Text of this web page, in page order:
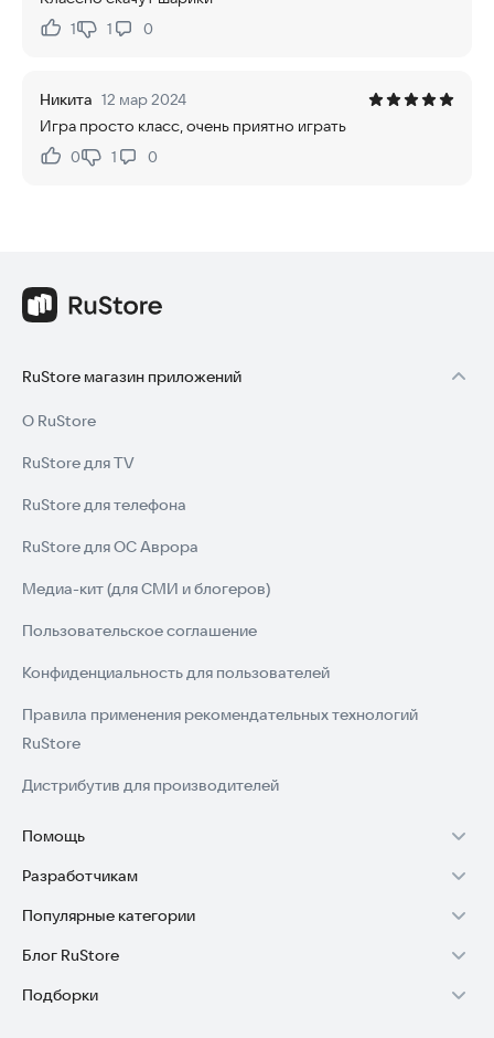
Нравится:
1Не нравится:
1 0
Никита 12 мар 2024
Игра просто класс, очень приятно играть
Нравится:
0Не нравится:
1 0
RuStore магазин приложений
О RuStore
RuStore для TV
RuStore для телефона
RuStore для ОС Аврора
Медиа-кит (для СМИ и блогеров)
Пользовательское соглашение
Конфиденциальность для пользователей
Правила применения рекомендательных технологий
RuStore
Дистрибутив для производителей
Помощь
Установка RuStore на TV
Установка RuStore на телефон
Установка RuStore в машину
Помощь пользователям RuStore
Разработчикам
Зарабатывать с RuStore
Стать разработчиком
Доступ к RuStore Консоль
Популярные категории
Игры для Android
Приложения банков
Блог RuStore
Обзоры игр для Android 2025
Подборки